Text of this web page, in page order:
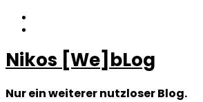
Zum
Inhalt
Nikos [We]bLog
Nur ein weiterer nutzloser Blog.